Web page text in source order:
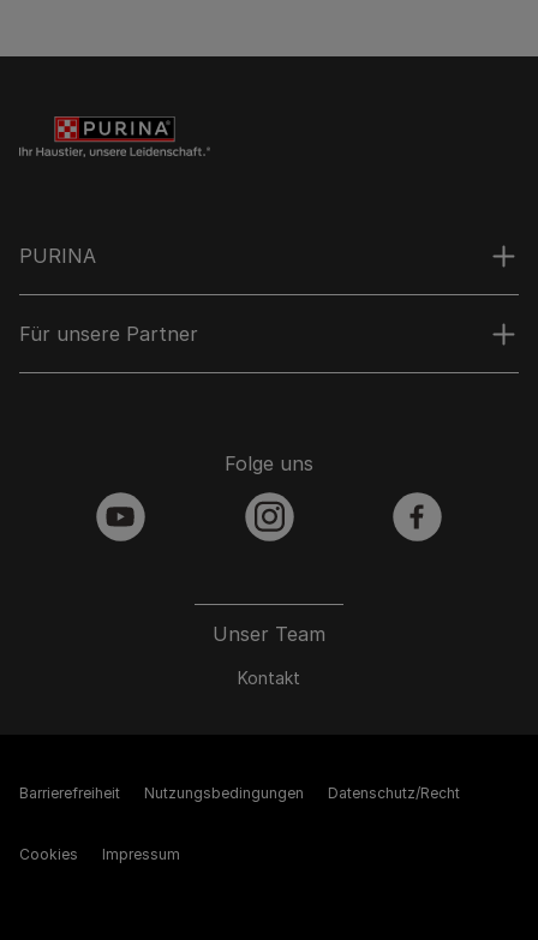
PURINA
Für unsere Partner
Unser Team
Kontakt
Folge uns
youtube instagram facebook
Barrierefreiheit Nutzungsbedingungen Datenschutz/Recht
Cookies Impressum